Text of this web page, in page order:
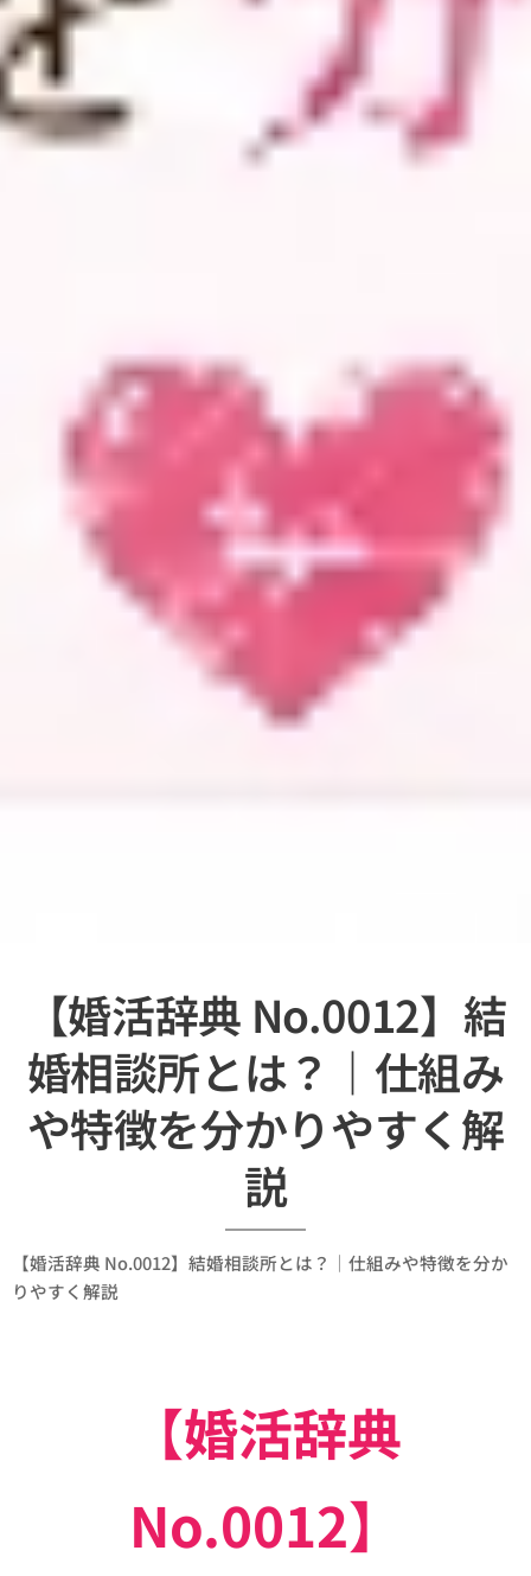
【婚活辞典 No.0012】結
婚相談所とは？｜仕組み
や特徴を分かりやすく解
説
【婚活辞典 No.0012】結婚相談所とは？｜仕組みや特徴を分か
りやすく解説
【婚活辞典
No.0012】